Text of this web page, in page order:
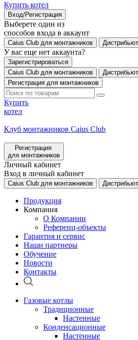
Купить котел
Вход/Регистрация
Выберете один из
способов входа в аккаунт
Caius Club для монтажников
У вас еще нет аккаунта?
Зарегистрироваться
Caius Club для монтажников
Регистрация для монтажников
Купить
котел
Клуб монтажников Caius Club
Регистрация
для монтажников
Личный кабинет
Вход в личный кабинет
Caius Club для монтажников
Продукция
Компания
О Компании
Референц-объекты
Гарантия и сервис
Наши партнеры
Обучение
Новости
Контакты
Газовые котлы
Традиционные
Настенные
Конденсационные
Настенные